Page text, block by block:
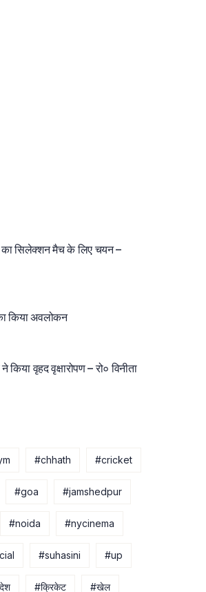
का सिलेक्शन मैच के लिए चयन –
किया अवलोकन
वृहद वृक्षारोपण – रो० विनीता
#chhath #cricket
#goa #jamshedpur
#noida #nycinema
#suhasini #up
#क्रिकेट #खेल